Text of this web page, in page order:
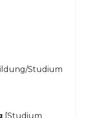
Studium
[Studium